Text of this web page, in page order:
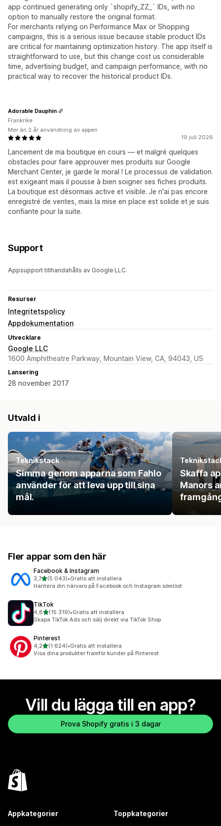
app continued generating only `shopify_ZZ_` IDs, with no
option to manually restore the original format.
For merchants relying on Performance Max or Shopping
campaigns, this is a serious issue because stable product IDs
are critical for maintaining optimization history. The app itself is
straightforward to use, but this change cost us considerable
time, advertising budget, and campaign performance, with no
practical way to recover the historical product IDs.
19 juli 2026
Lancement de ma boutique en cours — et malgré quelques
obstacles pour faire approuver mes produits sur Google
Merchant Center, je garde le moral ! Le processus de validation
est exigeant mais il pousse à bien soigner ses fiches produits.
La boutique est désormais active et visible. Je n'ai pas encore
enregistré de ventes, mais la mise en place est solide et je suis
confiante pour la suite.
Adorable Dauphin
Frankrike
Mer än 2 år användning av appen
Support
Appsupport tillhandahålls av Google LLC.
Resurser
Integritetspolicy
Appdokumentation
Utvecklare
Google LLC
1600 Amphitheatre Parkway, Mountain View, CA, 94043, US
Lansering
28 november 2017
Utvald i
Teknikstack
Simma genom apparna som Fahlo
använder för att leva upp till sina
mål.
Skaffa
Manors
Fler appar som den här
Facebook & Instagram
3,7av 5 stjärnor
(5 043)
5043 recensioner totalt
•Gratis att installera
Hantera din närvaro på Facebook och Instagram sömlöst
TikTok
4,8av 5 stjärnor
(15 319)
15319 recensioner totalt
•Gratis att installera
Skapa TikTok Ads och sälj direkt via TikTok Shop
Pinterest
4,2av 5 stjärnor
(1 624)
1624 recensioner totalt
•Gratis att installera
Visa dina produkter framför kunder på Pinterest
Vill du lägga till en app?
Prova Shopify gratis i 3 dagar
Appkategorier Toppkategorier